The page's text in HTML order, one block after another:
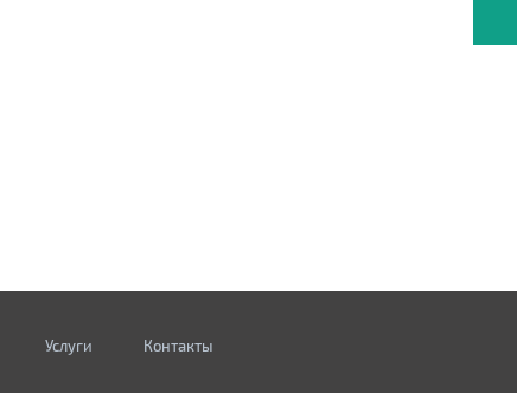
Услуги Контакты